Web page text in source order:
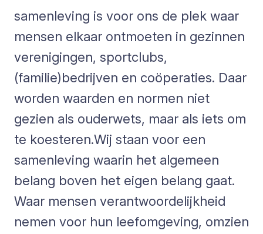
samenleving is voor ons de plek waar
mensen elkaar ontmoeten in gezinnen
verenigingen, sportclubs,
(familie)bedrijven en coöperaties. Daar
worden waarden en normen niet
gezien als ouderwets, maar als iets om
te koesteren.Wij staan voor een
samenleving waarin het algemeen
belang boven het eigen belang gaat.
Waar mensen verantwoordelijkheid
nemen voor hun leefomgeving, omzien